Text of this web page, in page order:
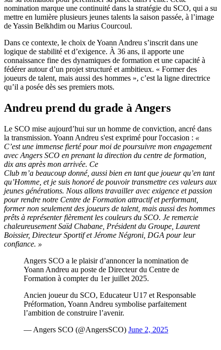
nomination marque une continuité dans la stratégie du SCO, qui a su
mettre en lumière plusieurs jeunes talents la saison passée, à l’image
de Yassin Belkhdim ou Marius Courcoul.
Dans ce contexte, le choix de Yoann Andreu s’inscrit dans une
logique de stabilité et d’exigence. À 36 ans, il apporte une
connaissance fine des dynamiques de formation et une capacité à
fédérer autour d’un projet structuré et ambitieux. « Former des
joueurs de talent, mais aussi des hommes », c’est la ligne directrice
qu’il a posée dès ses premiers mots.
Andreu prend du grade à Angers
Le SCO mise aujourd’hui sur un homme de conviction, ancré dans
la transmission. Yoann Andreu s'est exprimé pour l'occasion : «
C’est une immense fierté pour moi de poursuivre mon engagement
avec Angers SCO en prenant la direction du centre de formation,
dix ans après mon arrivée. Ce
Club m’a beaucoup donné, aussi bien en tant que joueur qu’en tant
qu’Homme, et je suis honoré de pouvoir transmettre ces valeurs aux
jeunes générations. Nous allons travailler avec exigence et passion
pour rendre notre Centre de Formation attractif et performant,
former non seulement des joueurs de talent, mais aussi des hommes
prêts à représenter fièrement les couleurs du SCO. Je remercie
chaleureusement Saïd Chabane, Président du Groupe, Laurent
Boissier, Directeur Sportif et Jérome Négroni, DGA pour leur
confiance. »
Angers SCO a le plaisir d’annoncer la nomination de
Yoann Andreu au poste de Directeur du Centre de
Formation à compter du 1er juillet 2025.
Ancien joueur du SCO, Educateur U17 et Responsable
Préformation, Yoann Andreu symbolise parfaitement
l’ambition de construire l’avenir.
— Angers SCO (@AngersSCO) June 2, 2025